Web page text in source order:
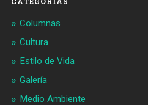
Columnas
Cultura
Estilo de Vida
Galería
Medio Ambiente